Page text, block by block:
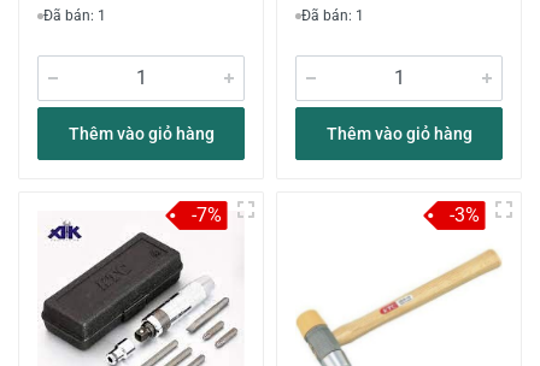
Đã bán: 1
Thêm vào giỏ hàng
Đã bán: 1
Thêm vào giỏ hàng
-7% -3%